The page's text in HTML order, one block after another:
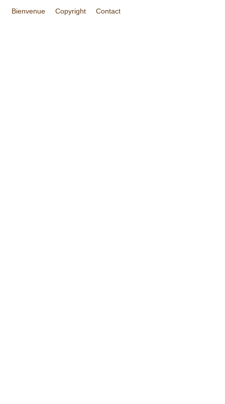
Bienvenue Copyright Contact